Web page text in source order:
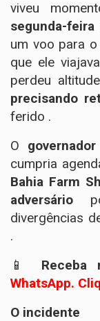
viveu
segunda-
um voo para o
que ele
perdeu
precisando
ferido .
O
cumpria
Bahia Farm
adversário
divergências
.
📱
WhatsApp.
O incidente